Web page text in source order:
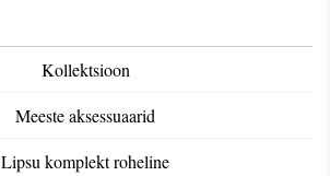
Kollektsioon
Meeste aksessuaarid
Lipsu komplekt roheline